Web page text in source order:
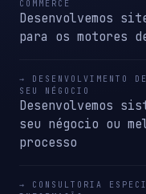
COMMERCE
Desenvolvemos
para os motores
→ DESENVOLVIMENTO
SEU NÉGOCIO
Desenvolvemos
seu négocio ou
processo
→ CONSULTORIA